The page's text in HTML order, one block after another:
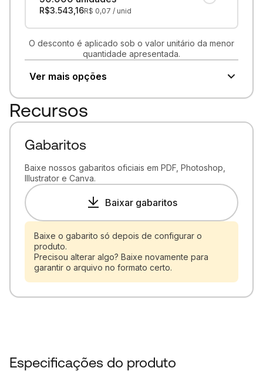
R$3.543,16R$ 0,07 / unid
O desconto é aplicado sob o valor unitário da menor
quantidade apresentada.
Ver mais opções
Recursos
Gabaritos
Baixe nossos gabaritos oficiais em PDF, Photoshop,
Illustrator e Canva.
Baixar gabaritos
Baixe o gabarito só depois de configurar o
produto.
Precisou alterar algo? Baixe novamente para
garantir o arquivo no formato certo.
Especificações do produto